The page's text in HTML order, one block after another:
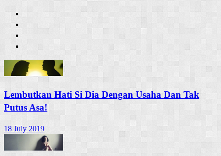
Lembutkan Hati Si Dia Dengan Usaha Dan Tak
Putus Asa!
18 July 2019